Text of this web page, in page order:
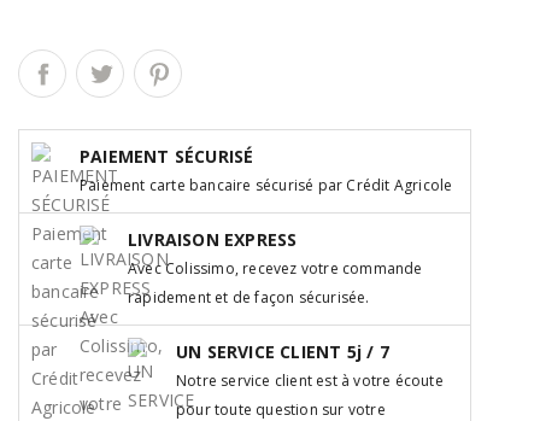
PAIEMENT SÉCURISÉ
Paiement carte bancaire sécurisé par Crédit Agricole
LIVRAISON EXPRESS
Avec Colissimo, recevez votre commande
rapidement et de façon sécurisée.
UN SERVICE CLIENT 5j / 7
Notre service client est à votre écoute
pour toute question sur votre